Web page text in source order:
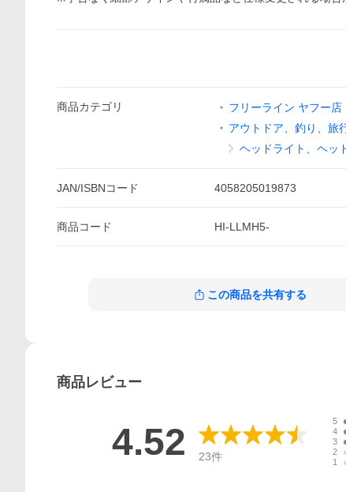
商品カテゴリ フリーライン ヤフー店
アウトドア、釣り、旅
ヘッドライト、ヘッ
JAN/ISBNコード 4058205019873
商品コード HI-LLMH5-
この商品を共有する
商品レビュー
4.52 23件
5
4
3
2
1